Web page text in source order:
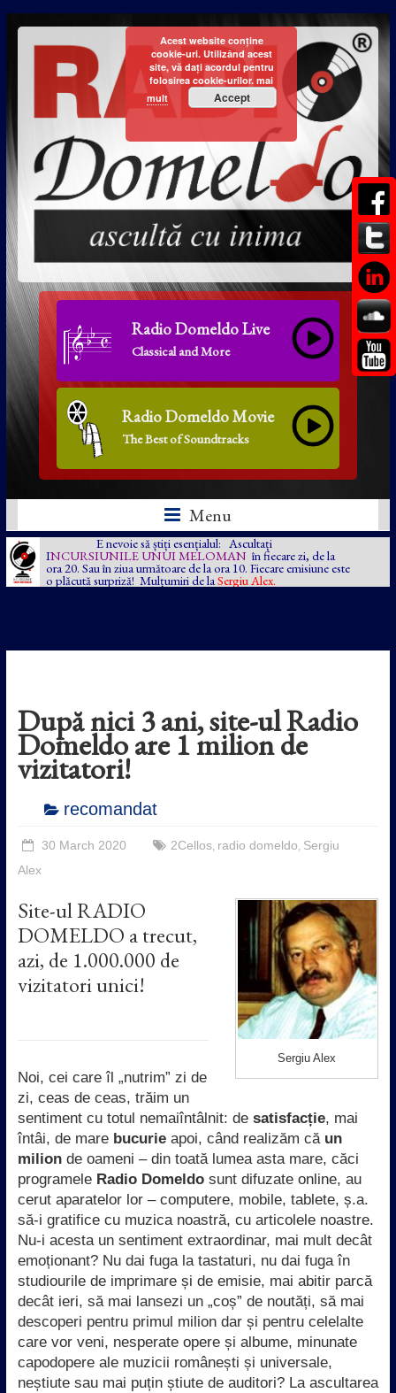
Radio Domeldo Live
Classical and More
Radio Domeldo Movie
The Best of Soundtracks
Menu
E nevoie să știți esențialul: Ascultați
INCURSIUNILE UNUI MELOMAN în fiecare zi, de la
ora 20. Sau în ziua următoare de la ora 10. Fiecare emisiune este
o plăcută surpriză! Mulțumiri de la Sergiu Alex.
După nici 3 ani, site-ul Radio
Domeldo are 1 milion de
vizitatori!
recomandat
30 March 2020 2Cellos, radio domeldo Sergiu
Alex
Sergiu Alex
Site-ul RADIO
DOMELDO a trecut,
azi, de 1.000.000 de
vizitatori unici!
Noi, cei care îl „nutrim” zi de
zi, ceas de ceas, trăim un
sentiment cu totul nemaiîntâlnit: de satisfacție, mai
întâi, de mare bucurieapoi, când realizăm că un
milionde oameni – din toată lumea asta mare, căci
programele Radio Domeldosunt difuzate online, au
cerut aparatelor lor – computere, mobile, tablete, ș.a.
să-i gratifice cu muzica noastră, cu articolele noastre.
Nu-i acesta un sentiment extraordinar, mai mult decât
emoționant? Nu dai fuga la tastaturi, nu dai fuga în
studiourile de imprimare și de emisie, mai abitir parcă
decât ieri, să mai lansezi un „coș” de noutăți, să mai
descoperi pentru primul milion dar și pentru celelalte
care vor veni, nesperate opere și albume, minunate
capodopere ale muzicii românești și universale,
neștiute sau mai puțin știute de auditori? La ascultarea
Acest website conține
cookie-uri. Utilizând acest
site, vă dați acordul pentru
folosirea cookie-urilor. mai
mult
Accept